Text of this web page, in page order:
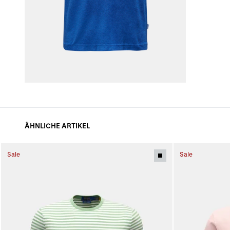
ÄHNLICHE ARTIKEL
Sale Sale